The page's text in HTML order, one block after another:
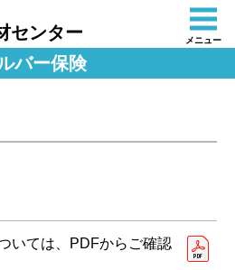
センター メニュー
バー保険
いては、PDFからご確認